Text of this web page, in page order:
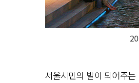
서울시민의 발이 되어주